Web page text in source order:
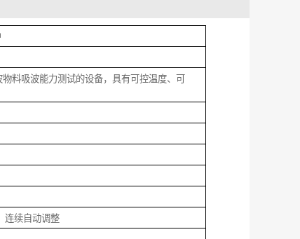
料吸波能力测试的设备，具有可控温度、可
连续自动调整